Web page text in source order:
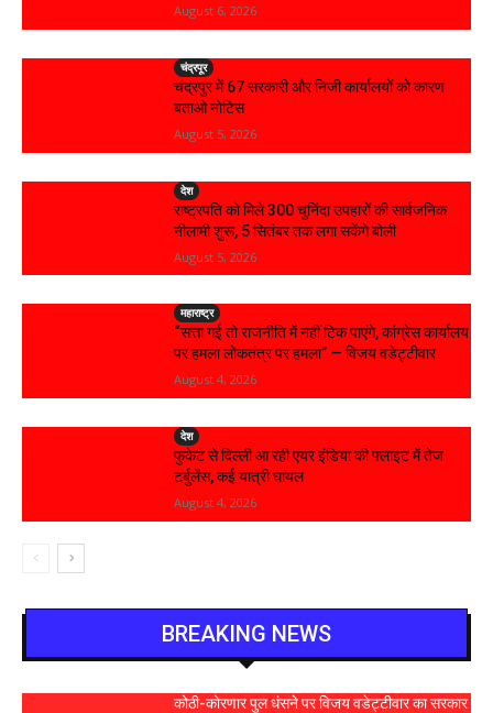
August 6, 2026
चंद्रपूर
चंद्रपुर में 67 सरकारी और निजी कार्यालयों को कारण
बताओ नोटिस
August 5, 2026
देश
राष्ट्रपति को मिले 300 चुनिंदा उपहारों की सार्वजनिक
नीलामी शुरू, 5 सितंबर तक लगा सकेंगे बोली
August 5, 2026
महाराष्ट्र
“सत्ता गई तो राजनीति में नहीं टिक पाएंगे, कांग्रेस कार्यालय
पर हमला लोकतंत्र पर हमला” — विजय वडेट्टीवार
August 4, 2026
देश
फुकेट से दिल्ली आ रही एयर इंडिया की फ्लाइट में तेज
टर्बुलेंस, कई यात्री घायल
August 4, 2026
BREAKING NEWS
कोठी-कोरणार पुल धंसने पर विजय वडेट्टीवार का सरकार